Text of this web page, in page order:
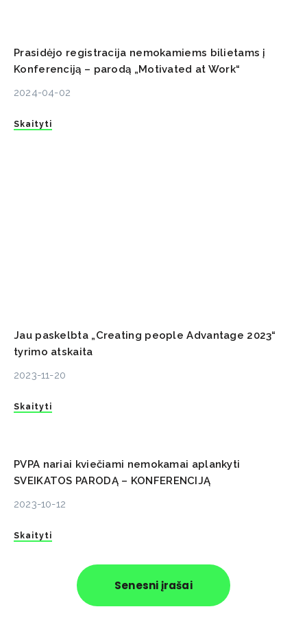
Prasidėjo registracija nemokamiems bilietams į
Konferenciją – parodą „Motivated at Work“
2024-04-02
Skaityti
Jau paskelbta „Creating people Advantage 2023“
tyrimo atskaita
2023-11-20
Skaityti
PVPA nariai kviečiami nemokamai aplankyti
SVEIKATOS PARODĄ – KONFERENCIJĄ
2023-10-12
Skaityti
Senesni įrašai